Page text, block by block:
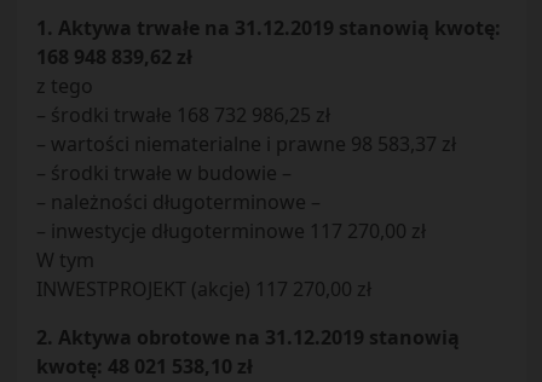
1. Aktywa trwałe na 31.12.2019 stanowią kwotę:
168 948 839,62 zł
z tego
– środki trwałe 168 732 986,25 zł
– wartości niematerialne i prawne 98 583,37 zł
– środki trwałe w budowie –
– należności długoterminowe –
– inwestycje długoterminowe 117 270,00 zł
W tym
INWESTPROJEKT (akcje) 117 270,00 zł
2. Aktywa obrotowe na 31.12.2019 stanowią
kwotę: 48 021 538,10 zł